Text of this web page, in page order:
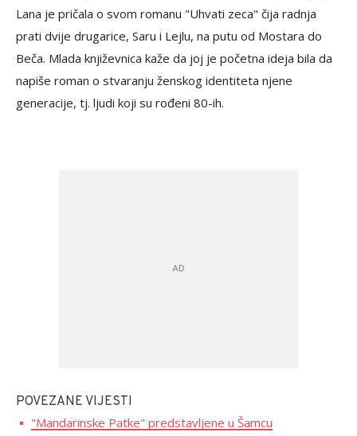
Lana je pričala o svom romanu "Uhvati zeca" čija radnja
prati dvije drugarice, Saru i Lejlu, na putu od Mostara do
Beča. Mlada književnica kaže da joj je početna ideja bila da
napiše roman o stvaranju ženskog identiteta njene
generacije, tj. ljudi koji su rođeni 80-ih.
POVEZANE VIJESTI
"Mandarinske Patke" predstavljene u Šamcu